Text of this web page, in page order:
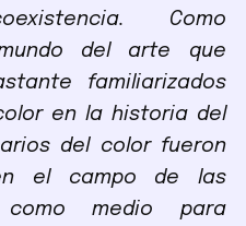
Como
del arte que
familiarizados
en la historia del
del color fueron
el campo de las
como medio para